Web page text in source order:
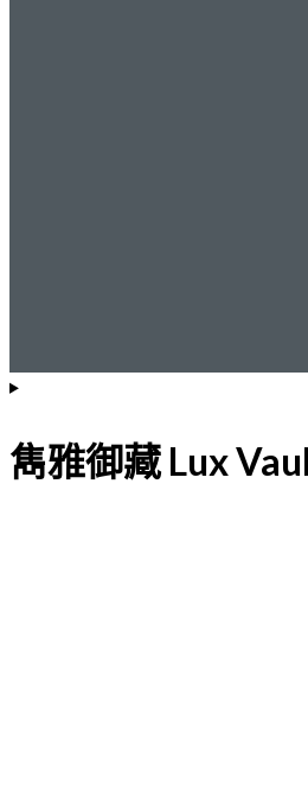
雋雅御藏 Lux